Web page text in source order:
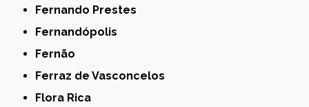
Fernando Prestes
Fernandópolis
Fernão
Ferraz de Vasconcelos
Flora Rica